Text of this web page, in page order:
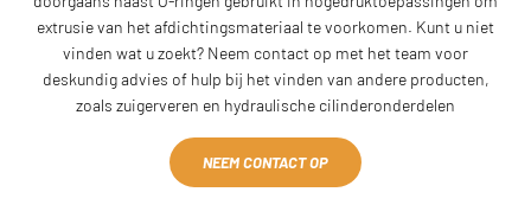
extrusie van het afdichtingsmateriaal te voorkomen. Kunt u niet
vinden wat u zoekt? Neem contact op met het team voor
deskundig advies of hulp bij het vinden van andere producten,
zoals zuigerveren en hydraulische cilinderonderdelen
NEEM CONTACT OP